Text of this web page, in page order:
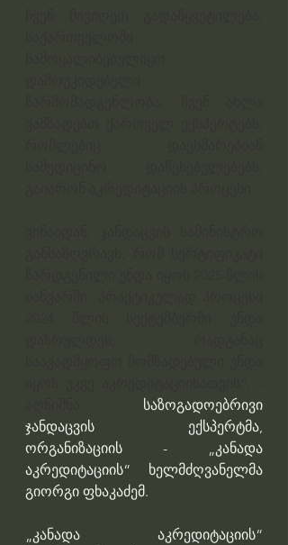
საზოგადოებრივი
ჯანდაცვის ექსპერტმა,
ორგანიზაციის - „კანადა
აკრედიტაციის“ ხელმძღვანელმა
გიორგი ფხაკაძემ.
„კანადა აკრედიტაციის“